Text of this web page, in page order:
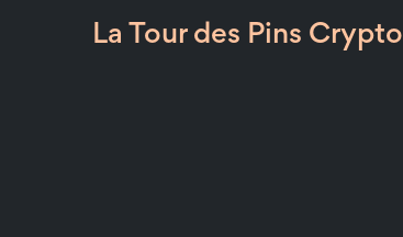
La Tour des Pins Crypto